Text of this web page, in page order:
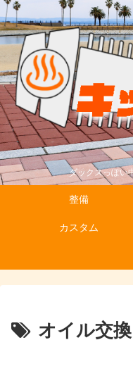
ダックスっぽい
整備
カスタム
オイル交換